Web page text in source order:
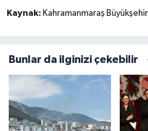
Kaynak: Kahramanmaraş
Bunlar da ilginizi çekebilir